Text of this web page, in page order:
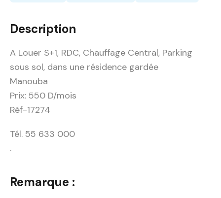
Description
A Louer S+1, RDC, Chauffage Central, Parking
sous sol, dans une résidence gardée
Manouba
Prix: 550 D/mois
Réf-17274
Tél. 55 633 000
.
Remarque :